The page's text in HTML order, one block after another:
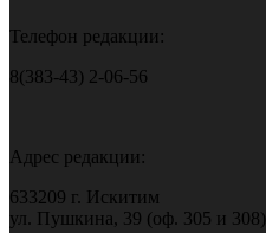
Телефон редакции:
8(383-43) 2-06-56
Адрес редакции:
633209 г. Искитим
ул. Пушкина, 39 (оф. 305 и 308)